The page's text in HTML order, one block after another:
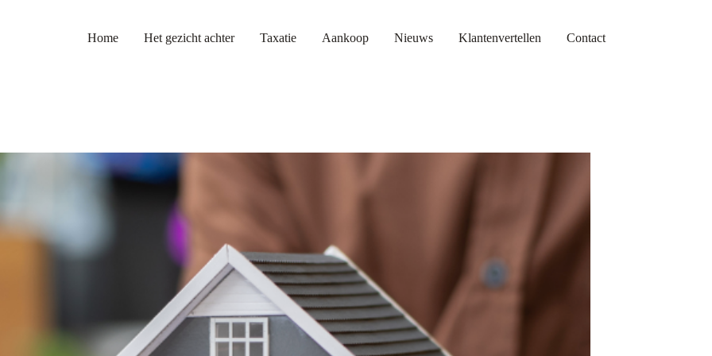
Home Het gezicht achter Taxatie Aankoop Nieuws Klantenvertellen Contact